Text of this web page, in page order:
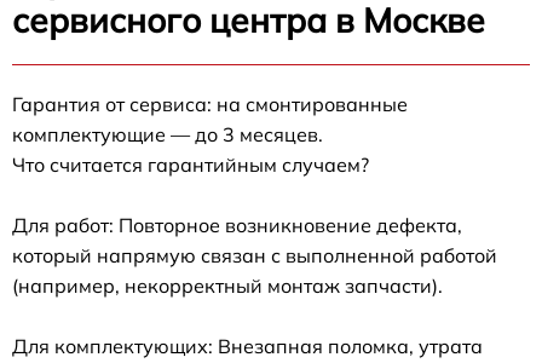
сервисного центра в Москве
Гарантия от сервиса: на смонтированные
комплектующие — до 3 месяцев.
Что считается гарантийным случаем?
Для работ: Повторное возникновение дефекта,
который напрямую связан с выполненной работой
(например, некорректный монтаж запчасти).
Для комплектующих: Внезапная поломка, утрата